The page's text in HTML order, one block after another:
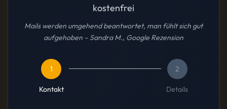
kostenfrei
Mails werden umgehend beantwortet, man fühlt sich gut
aufgehoben – Sandra M., Google Rezension
1
Kontakt
2
Details